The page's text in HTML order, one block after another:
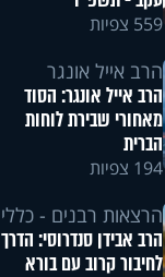
559 צפיות
הרב אייל אונגר
הרב אייל אונגר: הסוד
מאחורי שבירת לוחות
הברית
194 צפיות
הרצאות רבנים - כללי
הרב אבידן סנדרוסי: הדרך
לחיבור קרוב עם בורא